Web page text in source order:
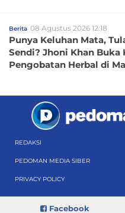
Berita 08 Agustus 2026 12:18
Punya Keluhan Mata,
Sendi? Jhoni Khan Buka
Pengobatan Herbal di
REDAKSI
PEDOMAN MEDIA SIBER
PRIVACY POLICY
Facebook